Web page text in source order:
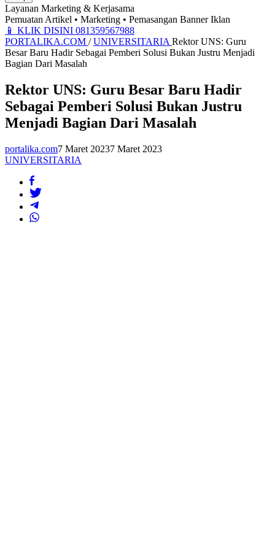
Layanan Marketing & Kerjasama
Pemuatan Artikel • Marketing • Pemasangan Banner Iklan
📱 KLIK DISINI 081359567988
PORTALIKA.COM / UNIVERSITARIA Rektor UNS: Guru
Besar Baru Hadir Sebagai Pemberi Solusi Bukan Justru Menjadi
Bagian Dari Masalah
Rektor UNS: Guru Besar Baru Hadir
Sebagai Pemberi Solusi Bukan Justru
Menjadi Bagian Dari Masalah
portalika.com7 Maret 20237 Maret 2023
UNIVERSITARIA